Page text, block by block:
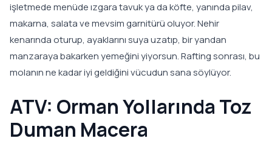
işletmede menüde ızgara tavuk ya da köfte, yanında pilav,
makarna, salata ve mevsim garnitürü oluyor. Nehir
kenarında oturup, ayaklarını suya uzatıp, bir yandan
manzaraya bakarken yemeğini yiyorsun. Rafting sonrası, bu
molanın ne kadar iyi geldiğini vücudun sana söylüyor.
ATV: Orman Yollarında Toz
Duman Macera